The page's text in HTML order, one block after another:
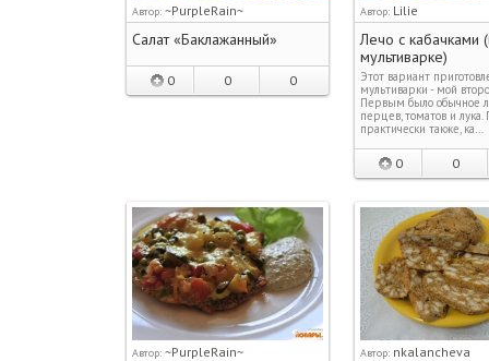
Автор: ~PurpleRain~
Салат «Баклажанный»
0 0 0
Автор: Lilie
Лечо с кабачками
мультиварке)
Этот вариант
мультиварки - мой
Первым было обычное
перцев, томатов и лука.
практически также, ка…
0 0
Автор: ~PurpleRain~ Автор: nkalancheva